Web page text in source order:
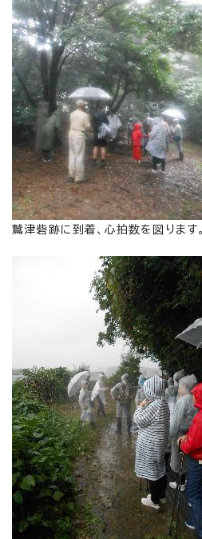
鷲津砦跡に到着、心拍数を図ります